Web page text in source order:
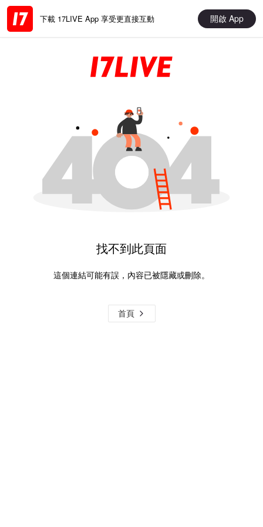
下載 17LIVE App 享受更直接互動 開啟 App
找不到此頁面
這個連結可能有誤，內容已被隱藏或刪除。
首頁